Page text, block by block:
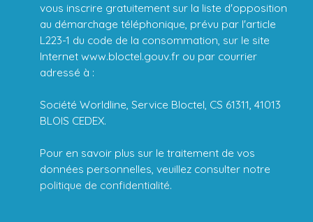
vous inscrire gratuitement sur la liste d'opposition
au démarchage téléphonique, prévu par l'article
L223-1 du code de la consommation, sur le site
Internet www.bloctel.gouv.fr ou par courrier
adressé à :
Société Worldline, Service Bloctel, CS 61311, 41013
BLOIS CEDEX.
Pour en savoir plus sur le traitement de vos
données personnelles, veuillez consulter notre
politique de confidentialité.